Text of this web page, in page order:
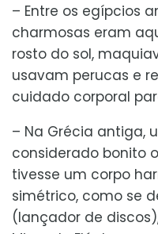
– Entre os egípcios
charmosas eram
rosto do sol,
usavam perucas e
cuidado corporal
– Na Grécia antiga,
considerado bonito
tivesse um corpo
simétrico, como se
(lançador de